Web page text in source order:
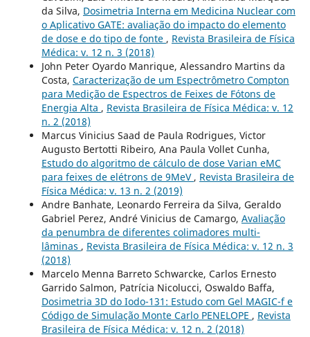
da Silva, Dosimetria Interna em Medicina Nuclear com
o Aplicativo GATE: avaliação do impacto do elemento
de dose e do tipo de fonte , Revista Brasileira de Física
Médica: v. 12 n. 3 (2018)
John Peter Oyardo Manrique, Alessandro Martins da
Costa, Caracterização de um Espectrômetro Compton
para Medição de Espectros de Feixes de Fótons de
Energia Alta , Revista Brasileira de Física Médica: v. 12
n. 2 (2018)
Marcus Vinicius Saad de Paula Rodrigues, Victor
Augusto Bertotti Ribeiro, Ana Paula Vollet Cunha,
Estudo do algoritmo de cálculo de dose Varian eMC
para feixes de elétrons de 9MeV , Revista Brasileira de
Física Médica: v. 13 n. 2 (2019)
Andre Banhate, Leonardo Ferreira da Silva, Geraldo
Gabriel Perez, André Vinicius de Camargo, Avaliação
da penumbra de diferentes colimadores multi-
lâminas , Revista Brasileira de Física Médica: v. 12 n. 3
(2018)
Marcelo Menna Barreto Schwarcke, Carlos Ernesto
Garrido Salmon, Patrícia Nicolucci, Oswaldo Baffa,
Dosimetria 3D do Iodo-131: Estudo com Gel MAGIC-f e
Código de Simulação Monte Carlo PENELOPE , Revista
Brasileira de Física Médica: v. 12 n. 2 (2018)